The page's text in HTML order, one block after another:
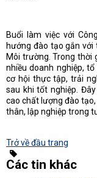
Buổi làm việc với
hướng đào tạo gắn với
Môi trường. Trong thời
nhiều doanh nghiệp,
cơ hội thực tập, trải
sau khi tốt nghiệp.
cao chất lượng đào
thân, lập nghiệp trong
Trở về đầu trang
Các tin khác